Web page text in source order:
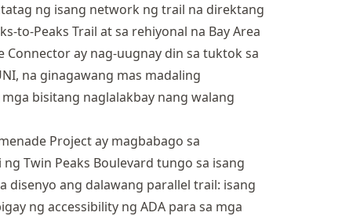
ng isang network ng trail na direktang
to-Peaks Trail at sa rehiyonal na Bay Area
Connector ay nag-uugnay din sa tuktok sa
na ginagawang mas madaling
bisitang naglalakbay nang walang
Project ay magbabago sa
Twin Peaks Boulevard tungo sa isang
disenyo ang dalawang parallel trail: isang
ng accessibility ng ADA para sa mga